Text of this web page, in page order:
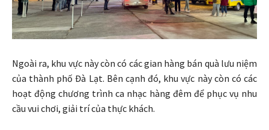
Ngoài ra, khu vực này còn có các gian hàng bán quà lưu niệm
của thành phố Đà Lạt. Bên cạnh đó, khu vực này còn có các
hoạt động chương trình ca nhạc hàng đêm để phục vụ nhu
cầu vui chơi, giải trí của thực khách.